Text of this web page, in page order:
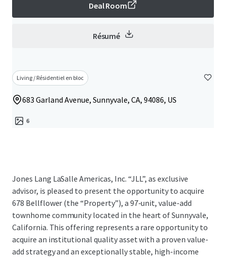
Deal Room
Résumé
Living / Résidentiel en bloc
683 Garland Avenue, Sunnyvale, CA, 94086, US
6
Jones Lang LaSalle Americas, Inc. “JLL”, as exclusive
advisor, is pleased to present the opportunity to acquire
678 Bellflower (the “Property”), a 97-unit, value-add
townhome community located in the heart of Sunnyvale,
California. This offering represents a rare opportunity to
acquire an institutional quality asset with a proven value-
add strategy and an exceptionally stable, high-income